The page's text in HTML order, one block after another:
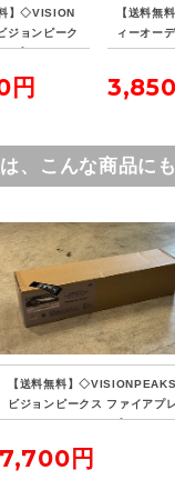
料】◇VISION
ジョンピーク
プレイス TC
円
【送料無
ィーオー
ールテン
、こんな商品に
【送料無料】◇VISIONPEAKS
ビジョンピークス ファイアプレ
イス TCレクタタープ
7,700円